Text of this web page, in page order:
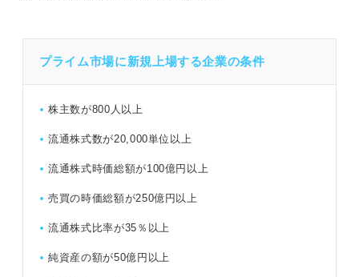
プライム市場に新規上場する企業の条件
株主数が800人以上
流通株式数が20,000単位以上
流通株式時価総額が100億円以上
売買の時価総額が250億円以上
流通株式比率が35％以上
純資産の額が50億円以上